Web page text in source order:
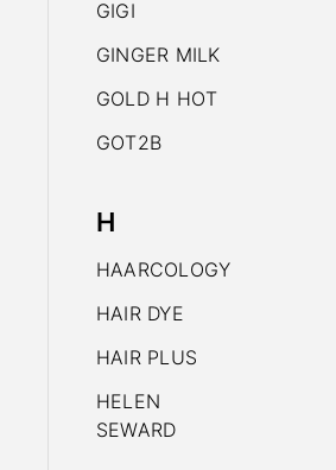
GIGI
GINGER MILK
GOLD H HOT
GOT2B
H
HAARCOLOGY
HAIR DYE
HAIR PLUS
HELEN
SEWARD